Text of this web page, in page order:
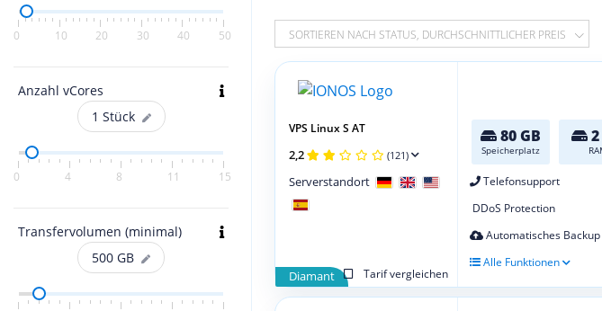
0 10 20 30 40 50
Anzahl vCores
1 Stück
0 4 8 11 15
Transfervolumen (minimal)
500 GB
SORTIEREN NACH STATUS, DURCHSCHNITTLICHER PREIS
80 GB
Speicherplatz
Telefonsupport
DDoS Protection
Automatisches Backup
Alle Funktionen
Diamant
Tarif vergleichen
VPS Linux S AT
2,2 (121)
Serverstandort